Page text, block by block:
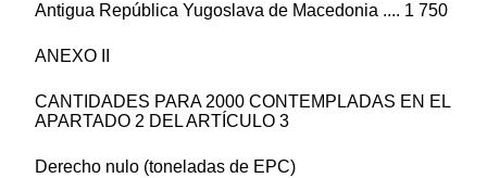
Antigua República Yugoslava de Macedonia .... 1 750
ANEXO II
CANTIDADES PARA 2000 CONTEMPLADAS EN EL
APARTADO 2 DEL ARTÍCULO 3
Derecho nulo (toneladas de EPC)